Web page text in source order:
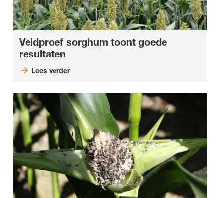
Veldproef sorghum toont goede
resultaten
Lees verder